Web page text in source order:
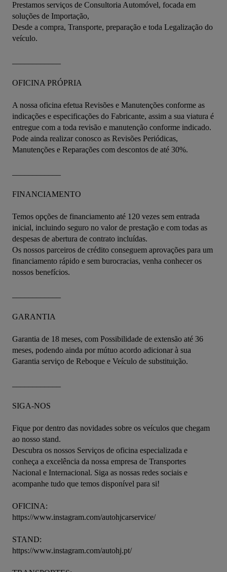
Prestamos serviços de Consultoria Automóvel, focada em
soluções de Importação,
Desde a compra, Transporte, preparação e toda Legalização do
veículo.
OFICINA PRÓPRIA
A nossa oficina efetua Revisões e Manutenções conforme as
indicações e especificações do Fabricante, assim a sua viatura é
entregue com a toda revisão e manutenção conforme indicado.
Pode ainda realizar conosco as Revisões Periódicas,
Manutenções e Reparações com descontos de até 30%.
FINANCIAMENTO
Temos opções de financiamento até 120 vezes sem entrada
inicial, incluindo seguro no valor de prestação e com todas as
despesas de abertura de contrato incluídas.
Os nossos parceiros de crédito conseguem aprovações para um
financiamento rápido e sem burocracias, venha conhecer os
nossos benefícios.
GARANTIA
Garantia de 18 meses, com Possibilidade de extensão até 36
meses, podendo ainda por mútuo acordo adicionar à sua
Garantia serviço de Reboque e Veículo de substituição.
SIGA-NOS
Fique por dentro das novidades sobre os veículos que chegam
ao nosso stand.
Descubra os nossos Serviços de oficina especializada e
conheça a excelência da nossa empresa de Transportes
Nacional e Internacional. Siga as nossas redes sociais e
acompanhe tudo que temos disponível para si!
OFICINA:
https://www.instagram.com/autohjcarservice/
STAND:
https://www.instagram.com/autohj.pt/